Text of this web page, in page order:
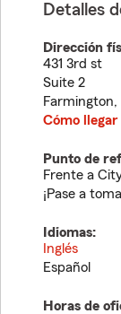
Detalles
Dirección
431 3rd st
Suite 2
Farmington,
Cómo llegar
Punto de
Frente a
¡Pase a
Idiomas:
Inglés
Español
Horas de